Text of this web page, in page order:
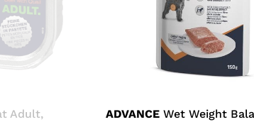
Adult,
ADVANCE Wet Weight